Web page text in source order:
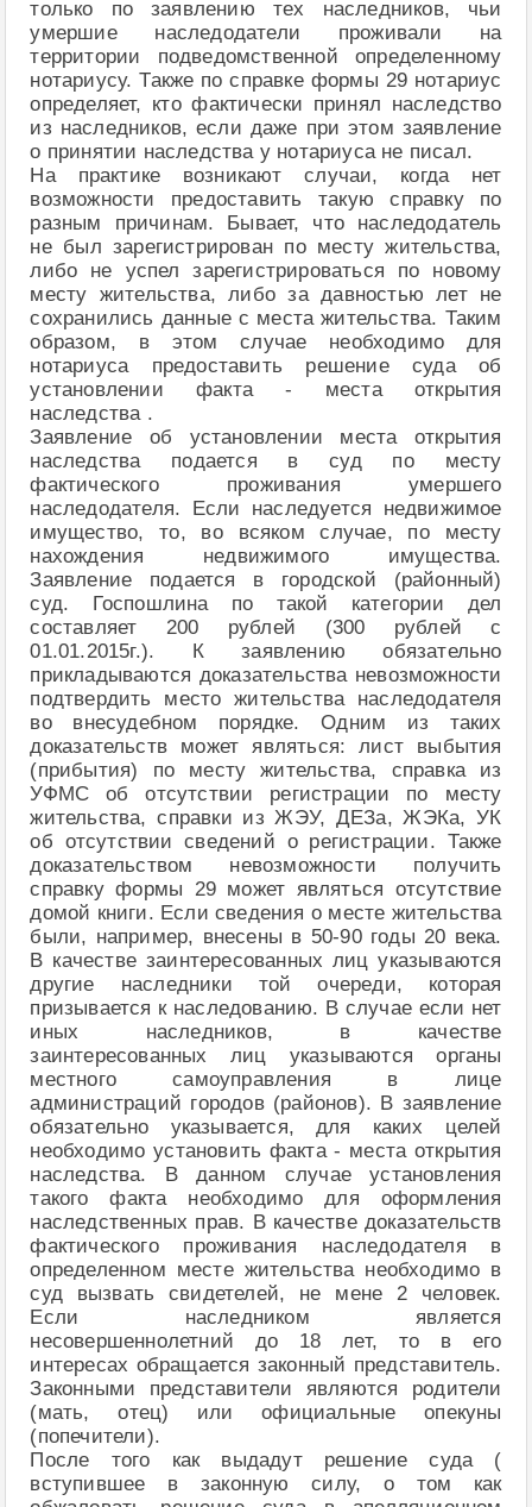
только по заявлению тех наследников, чьи
умершие наследодатели проживали на
территории подведомственной определенному
нотариусу. Также по справке формы 29 нотариус
определяет, кто фактически принял наследство
из наследников, если даже при этом заявление
о принятии наследства у нотариуса не писал.
На практике возникают случаи, когда нет
возможности предоставить такую справку по
разным причинам. Бывает, что наследодатель
не был зарегистрирован по месту жительства,
либо не успел зарегистрироваться по новому
месту жительства, либо за давностью лет не
сохранились данные с места жительства. Таким
образом, в этом случае необходимо для
нотариуса предоставить решение суда об
установлении факта - места открытия
наследства .
Заявление об установлении места открытия
наследства подается в суд по месту
фактического проживания умершего
наследодателя. Если наследуется недвижимое
имущество, то, во всяком случае, по месту
нахождения недвижимого имущества.
Заявление подается в городской (районный)
суд. Госпошлина по такой категории дел
составляет 200 рублей (300 рублей с
01.01.2015г.). К заявлению обязательно
прикладываются доказательства невозможности
подтвердить место жительства наследодателя
во внесудебном порядке. Одним из таких
доказательств может являться: лист выбытия
(прибытия) по месту жительства, справка из
УФМС об отсутствии регистрации по месту
жительства, справки из ЖЭУ, ДЕЗа, ЖЭКа, УК
об отсутствии сведений о регистрации. Также
доказательством невозможности получить
справку формы 29 может являться отсутствие
домой книги. Если сведения о месте жительства
были, например, внесены в 50-90 годы 20 века.
В качестве заинтересованных лиц указываются
другие наследники той очереди, которая
призывается к наследованию. В случае если нет
иных наследников, в качестве
заинтересованных лиц указываются органы
местного самоуправления в лице
администраций городов (районов). В заявление
обязательно указывается, для каких целей
необходимо установить факта - места открытия
наследства. В данном случае установления
такого факта необходимо для оформления
наследственных прав. В качестве доказательств
фактического проживания наследодателя в
определенном месте жительства необходимо в
суд вызвать свидетелей, не мене 2 человек.
Если наследником является
несовершеннолетний до 18 лет, то в eго
интересах обращается законный представитель.
Законными представители являются родители
(мать, отец) или официальные опекуны
(попечители).
После того как выдадут решение суда (
вступившее в законную силу, о том как